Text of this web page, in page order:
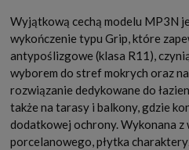
Wyjątkową cechą modelu MP3N
wykończenie typu Grip, które
antypoślizgowe (klasa R11),
wyborem do stref mokrych oraz
rozwiązanie dedykowane do
także na tarasy i balkony, gdzie
dodatkowej ochrony. Wykonana z
porcelanowego, płytka